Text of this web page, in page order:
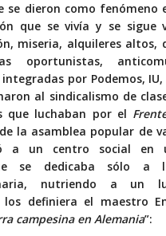
se dieron como fenómeno
que se vivía y se sigue
miseria, alquileres altos,
oportunistas,
por Podemos, IU,
al sindicalismo de
que luchaban por el
la asamblea popular de
a un centro social en
se dedicaba sólo a
nutriendo a un
los definiera el maestro
campesina en Alemania”: